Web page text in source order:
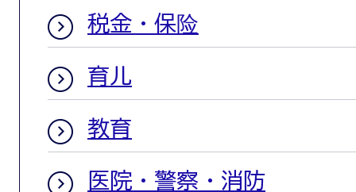
税金・保险
育儿
教育
医院・警察・消防